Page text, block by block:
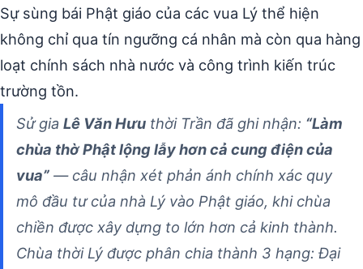
Sự sùng bái Phật giáo của các vua Lý thể hiện
không chỉ qua tín ngưỡng cá nhân mà còn qua hàng
loạt chính sách nhà nước và công trình kiến trúc
trường tồn.
Sử gia Lê Văn Hưu thời Trần đã ghi nhận: “Làm
chùa thờ Phật lộng lẫy hơn cả cung điện của
vua” — câu nhận xét phản ánh chính xác quy
mô đầu tư của nhà Lý vào Phật giáo, khi chùa
chiền được xây dựng to lớn hơn cả kinh thành.
Chùa thời Lý được phân chia thành 3 hạng: Đại